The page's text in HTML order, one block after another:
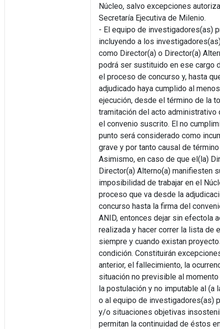
Núcleo, salvo excepciones
Secretaría Ejecutiva de Milenio.
- El equipo de investigadores(as)
incluyendo a los
como Director(a) o Director(a)
podrá ser sustituido en ese cargo
el proceso de concurso y, hasta
adjudicado haya cumplido al
ejecución, desde el término de la
tramitación del acto administrativo
el convenio suscrito. El no
punto será considerado como
grave y por tanto causal de
Asimismo, en caso de que el(la)
Director(a) Alterno(a) manifiesten
imposibilidad de trabajar en el
proceso que va desde la
concurso hasta la firma del
ANID, entonces dejar sin efectola
realizada y hacer correr la lista de
siempre y cuando existan
condición. Constituirán
anterior, el fallecimiento, la
situación no previsible al
la postulación y no imputable al (a
o al equipo de investigadores(as)
y/o situaciones objetivas
permitan la continuidad de éstos